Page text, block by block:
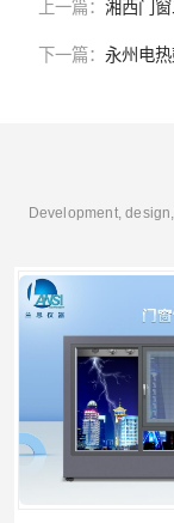
上一篇： 湘西门
下一篇： 永州电
Development,